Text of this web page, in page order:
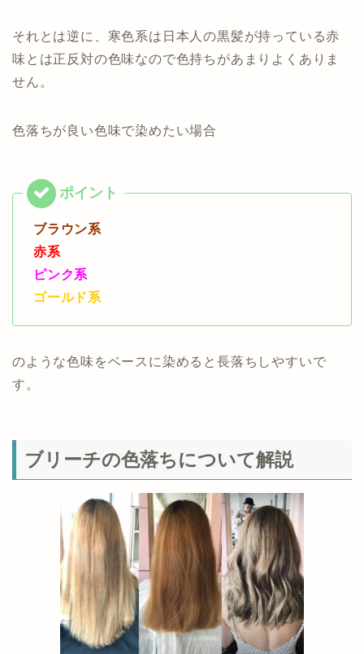
それとは逆に、寒色系は日本人の黒髪が持っている赤
味とは正反対の色味なので色持ちがあまりよくありま
せん。
色落ちが良い色味で染めたい場合
ブラウン系
赤系
ピンク系
ゴールド系
のような色味をベースに染めると長落ちしやすいで
す。
ブリーチの色落ちについて解説